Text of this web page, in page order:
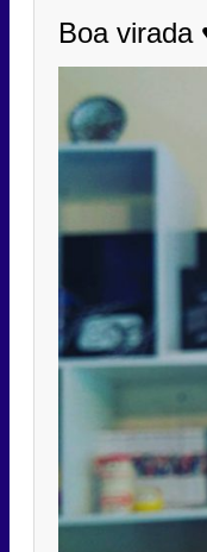
Boa virada